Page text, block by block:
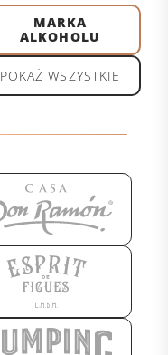
MARKA
ALKOHOLU
POKAŻ WSZYSTKIE